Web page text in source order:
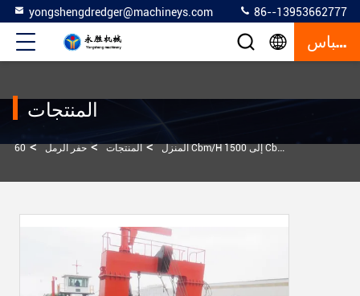
yongshengdredger@machineys.com 86--13953662777
إقتباس
المنتجات
المنزل > المنتجات > حفر الرمل >